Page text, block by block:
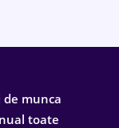
de munca
toate